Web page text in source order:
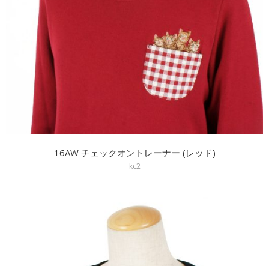
16AW チェックオントレーナー (レッド)
kc2